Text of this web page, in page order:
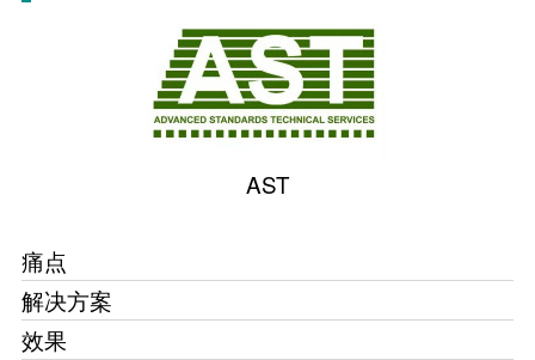
AST
痛点
解决方案
效果